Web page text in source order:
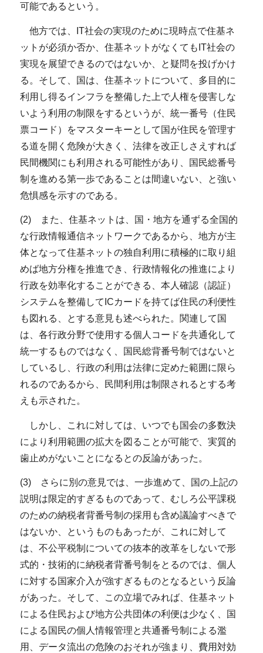
可能であるという。
他方では、IT社会の実現のために現時点で住基ネ
ットが必須か否か、住基ネットがなくてもIT社会の
実現を展望できるのではないか、と疑問を投げかけ
る。そして、国は、住基ネットについて、多目的に
利用し得るインフラを整備した上で人権を侵害しな
いよう利用の制限をするというが、統一番号（住民
票コード）をマスターキーとして国が住民を管理す
る道を開く危険が大きく、法律を改正しさえすれば
民間機関にも利用される可能性があり、国民総番号
制を進める第一歩であることは間違いない、と強い
危惧感を示すのである。
(2) また、住基ネットは、国・地方を通ずる全国的
な行政情報通信ネットワークであるから、地方が主
体となって住基ネットの独自利用に積極的に取り組
めば地方分権を推進でき、行政情報化の推進により
行政を効率化することができる、本人確認（認証）
システムを整備してICカードを持てば住民の利便性
も図れる、とする意見も述べられた。関連して国
は、各行政分野で使用する個人コードを共通化して
統一するものではなく、国民総背番号制ではないと
しているし、行政の利用は法律に定めた範囲に限ら
れるのであるから、民間利用は制限されるとする考
えも示された。
しかし、これに対しては、いつでも国会の多数決
により利用範囲の拡大を図ることが可能で、実質的
歯止めがないことになるとの反論があった。
(3) さらに別の意見では、一歩進めて、国の上記の
説明は限定的すぎるものであって、むしろ公平課税
のための納税者背番号制の採用も含め議論すべきで
はないか、というものもあったが、これに対して
は、不公平税制についての抜本的改革をしないで形
式的・技術的に納税者背番号制をとるのでは、個人
に対する国家介入が強すぎるものとなるという反論
があった。そして、この立場でみれば、住基ネット
による住民および地方公共団体の利便は少なく、国
による国民の個人情報管理と共通番号制による濫
用、データ流出の危険のおそれが強まり、費用対効